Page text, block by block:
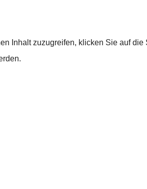
Inhalt zuzugreifen, klicken Sie auf die